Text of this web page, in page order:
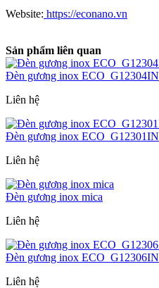
Website: https://econano.vn
Sản phẩm liên quan
Đèn gương inox ECO_G12304IN
Liên hệ
Đèn gương inox ECO_G12301IN
Liên hệ
Đèn gương inox mica
Liên hệ
Đèn gương inox ECO_G12306IN
Liên hệ